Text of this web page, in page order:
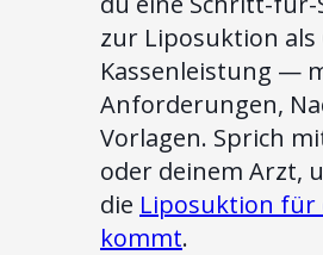
zur Liposuktion als
Kassenleistung —
Anforderungen,
Vorlagen. Sprich
oder deinem Arzt,
die Liposuktion für
kommt.